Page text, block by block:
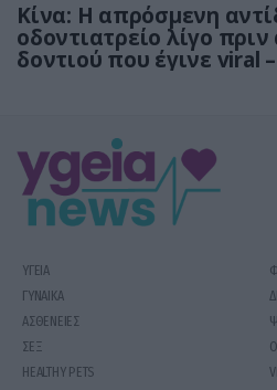
Κίνα: Η απρόσμενη
οδοντιατρείο λίγο
δοντιού που έγινε viral
ΥΓΕΙΑ
ΓΥΝΑΙΚΑ
ΑΣΘΕΝΕΙΕΣ
ΣΕΞ
HEALTHY PETS